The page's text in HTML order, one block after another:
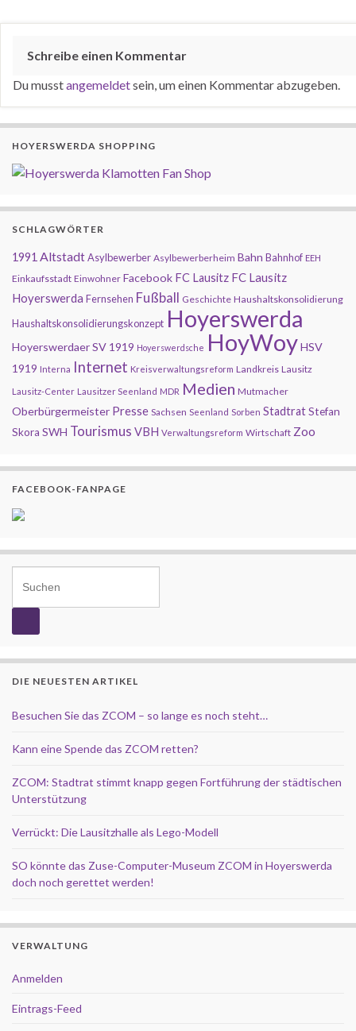
Schreibe einen Kommentar
Du musstangemeldetsein, um einen Kommentar abzugeben.
HOYERSWERDA SHOPPING
SCHLAGWÖRTER
1991 AltstadtAsylbewerber Asylbewerberheim Bahn Bahnhof EEH
Einkaufsstadt Einwohner Facebook FC Lausitz FC Lausitz
Hoyerswerda Fernsehen Fußball Geschichte Haushaltskonsolidierung
Haushaltskonsolidierungskonzept Hoyerswerda
Hoyerswerdaer SV 1919 Hoyerswerdsche HoyWoyHSV
1919 Interna Internet Kreisverwaltungsreform Landkreis Lausitz
Lausitz-Center Lausitzer Seenland MDR Medien Mutmacher
Oberbürgermeister Presse Sachsen Seenland Sorben StadtratStefan
Skora SWH Tourismus VBH Verwaltungsreform Wirtschaft Zoo
FACEBOOK-FANPAGE
DIE NEUESTEN ARTIKEL
Besuchen Sie das ZCOM – so lange es noch steht…
Kann eine Spende das ZCOM retten?
ZCOM: Stadtrat stimmt knapp gegen Fortführung der städtischen
Unterstützung
Verrückt: Die Lausitzhalle als Lego-Modell
SO könnte das Zuse-Computer-Museum ZCOM in Hoyerswerda
doch noch gerettet werden!
VERWALTUNG
Anmelden
Eintrags-Feed